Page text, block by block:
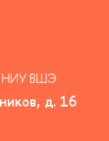
НИУ ВШЭ
д. 16